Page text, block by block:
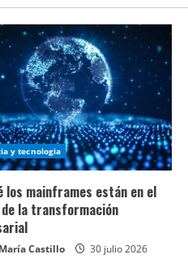
y tecnologia
los mainframes están en el
la transformación
Castillo 30 julio 2026